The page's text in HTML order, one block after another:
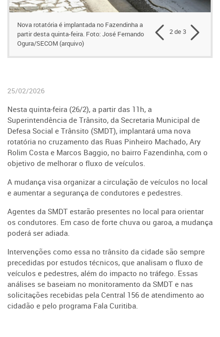
Nova rotatória é implantada no Fazendinha a
partir desta quinta-feira. Foto: José Fernando
Ogura/SECOM (arquivo)
2 de 3
25/02/2026
Nesta quinta-feira (26/2), a partir das 11h, a
Superintendência de Trânsito, da Secretaria Municipal de
Defesa Social e Trânsito (SMDT), implantará uma nova
rotatória no cruzamento das Ruas Pinheiro Machado, Ary
Rolim Costa e Marcos Baggio, no bairro Fazendinha, com o
objetivo de melhorar o fluxo de veículos.
A mudança visa organizar a circulação de veículos no local
e aumentar a segurança de condutores e pedestres.
Agentes da SMDT estarão presentes no local para orientar
os condutores. Em caso de forte chuva ou garoa, a mudança
poderá ser adiada.
Intervenções como essa no trânsito da cidade são sempre
precedidas por estudos técnicos, que analisam o fluxo de
veículos e pedestres, além do impacto no tráfego. Essas
análises se baseiam no monitoramento da SMDT e nas
solicitações recebidas pela Central 156 de atendimento ao
cidadão e pelo programa Fala Curitiba.